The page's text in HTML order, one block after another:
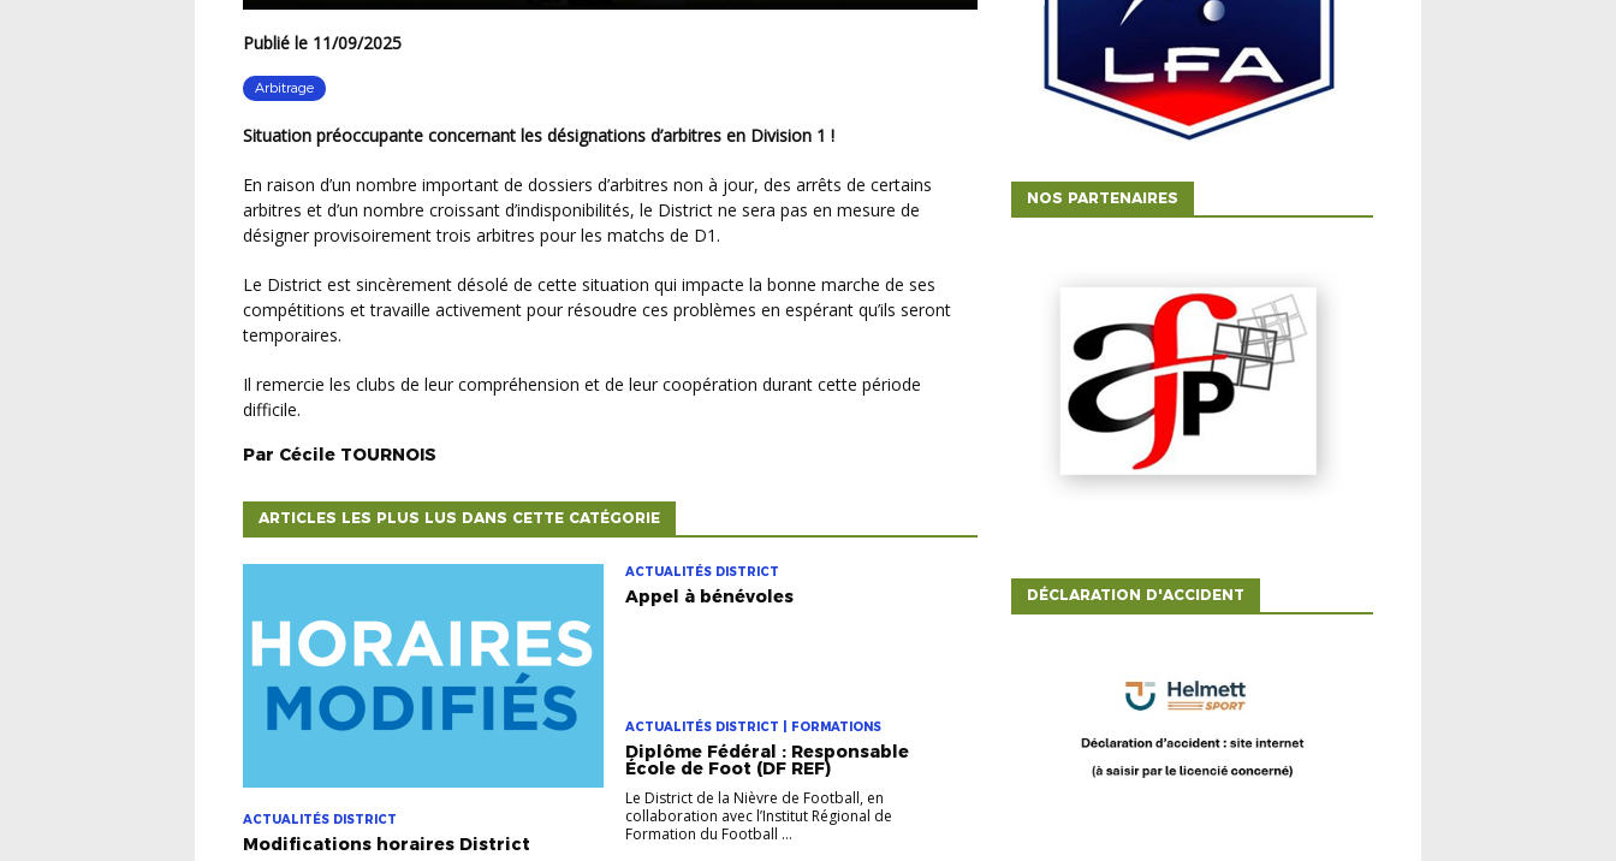
Publié le 11/09/2025
Arbitrage
Situation préoccupante concernant les désignations d’arbitres en Division 1 !
En raison d’un nombre important de dossiers d’arbitres non à jour, des arrêts de certains
arbitres et d’un nombre croissant d’indisponibilités, le District ne sera pas en mesure de
désigner provisoirement trois arbitres pour les matchs de D1.
Le District est sincèrement désolé de cette situation qui impacte la bonne marche de ses
compétitions et travaille activement pour résoudre ces problèmes en espérant qu’ils seront
temporaires.
Il remercie les clubs de leur compréhension et de leur coopération durant cette période
difficile.
Par Cécile TOURNOIS
ARTICLES LES PLUS LUS DANS CETTE CATÉGORIE
ACTUALITÉS DISTRICT
Modifications horaires District
ACTUALITÉS DISTRICT
Appel à bénévoles
ACTUALITÉS DISTRICT | FORMATIONS
Diplôme Fédéral : Responsable
École de Foot (DF REF)
Le District de la Nièvre de Football, en
collaboration avec l’Institut Régional de
Formation du Football ...
NOS PARTENAIRES
DÉCLARATION D'ACCIDENT